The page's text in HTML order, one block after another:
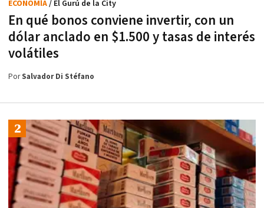
En qué bonos conviene invertir, con un
dólar anclado en $1.500 y tasas de interés
volátiles
ECONOMÍA/ El Gurú de la City
PorSalvador Di Stéfano